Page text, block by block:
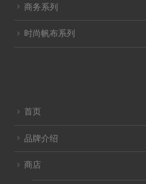
商务系列
时尚帆布系列
首页
品牌介绍
商店